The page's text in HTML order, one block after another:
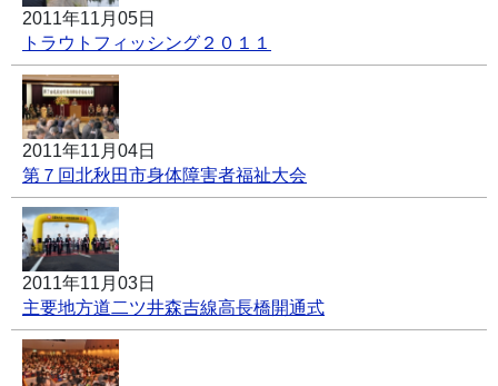
2011年11月05日
トラウトフィッシング２０１１
2011年11月04日
第７回北秋田市身体障害者福祉大会
2011年11月03日
主要地方道二ツ井森吉線高長橋開通式